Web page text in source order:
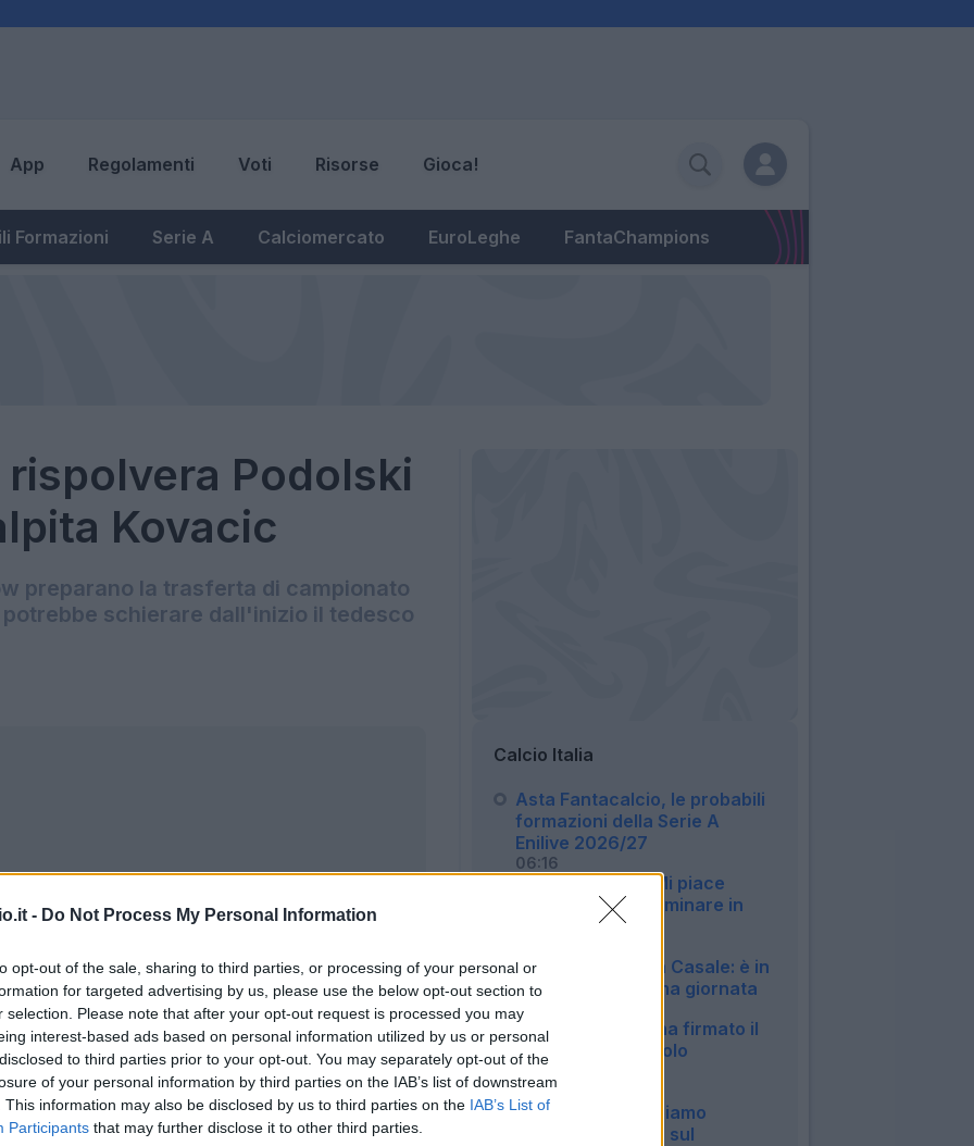
- Do Not Process My Personal Information
opt-out of the sale, sharing to third parties, or processing of your personal or
for targeted advertising by us, please use the below opt-out section to
selection. Please note that after your opt-out request is processed you may
interest-based ads based on personal information utilized by us or personal
to third parties prior to your opt-out. You may separately opt-out of the
of your personal information by third parties on the IAB’s list of downstream
This information may also be disclosed by us to third parties on the IAB’s List of
Participants that may further disclose it to other third parties.
App Regolamenti Voti Risorse Gioca!
Formazioni Serie A Calciomercato EuroLeghe FantaChampions
Podolski
Kovacic
preparano la trasferta di campionato
schierare dall'inizio il tedesco
(Getty Images)
, per l’Interè già tempo di pensare al
che dovrà effettuare iltecnico
Calcio Italia
Asta Fantacalcio, le probabili
formazioni della Serie A
Enilive 2026/27
06:16
Milan, Jashari: "Mi piace
Amorim, vuole dominare in
mezzo al campo"
Bologna, si ferma Casale: è in
dubbio per la prima giornata
20:13
Roma, Pellegrini ha firmato il
rinnovo: manca solo
l'ufficialità
14:27
Inter, Chivu: "Abbiamo
bisogno di minuti, sul